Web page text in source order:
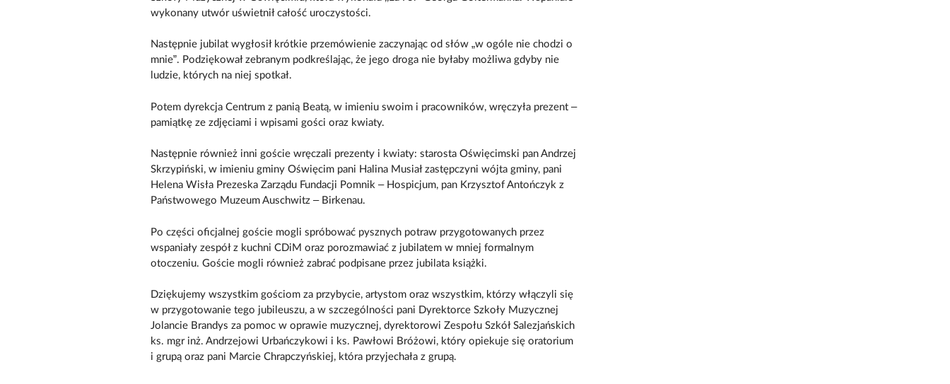
wykonany utwór uświetnił całość uroczystości.
Następnie jubilat wygłosił krótkie przemówienie zaczynając od słów „w ogóle nie chodzi o
mnie”. Podziękował zebranym podkreślając, że jego droga nie byłaby możliwa gdyby nie
ludzie, których na niej spotkał.
Potem dyrekcja Centrum z panią Beatą, w imieniu swoim i pracowników, wręczyła prezent –
pamiątkę ze zdjęciami i wpisami gości oraz kwiaty.
Następnie również inni goście wręczali prezenty i kwiaty: starosta Oświęcimski pan Andrzej
Skrzypiński, w imieniu gminy Oświęcim pani Halina Musiał zastępczyni wójta gminy, pani
Helena Wisła Prezeska Zarządu Fundacji Pomnik – Hospicjum, pan Krzysztof Antończyk z
Państwowego Muzeum Auschwitz – Birkenau.
Po części oficjalnej goście mogli spróbować pysznych potraw przygotowanych przez
wspaniały zespół z kuchni CDiM oraz porozmawiać z jubilatem w mniej formalnym
otoczeniu. Goście mogli również zabrać podpisane przez jubilata książki.
Dziękujemy wszystkim gościom za przybycie, artystom oraz wszystkim, którzy włączyli się
w przygotowanie tego jubileuszu, a w szczególności pani Dyrektorce Szkoły Muzycznej
Jolancie Brandys za pomoc w oprawie muzycznej, dyrektorowi Zespołu Szkół Salezjańskich
ks. mgr inż. Andrzejowi Urbańczykowi i ks. Pawłowi Bróżowi, który opiekuje się oratorium
i grupą oraz pani Marcie Chrapczyńskiej, która przyjechała z grupą.